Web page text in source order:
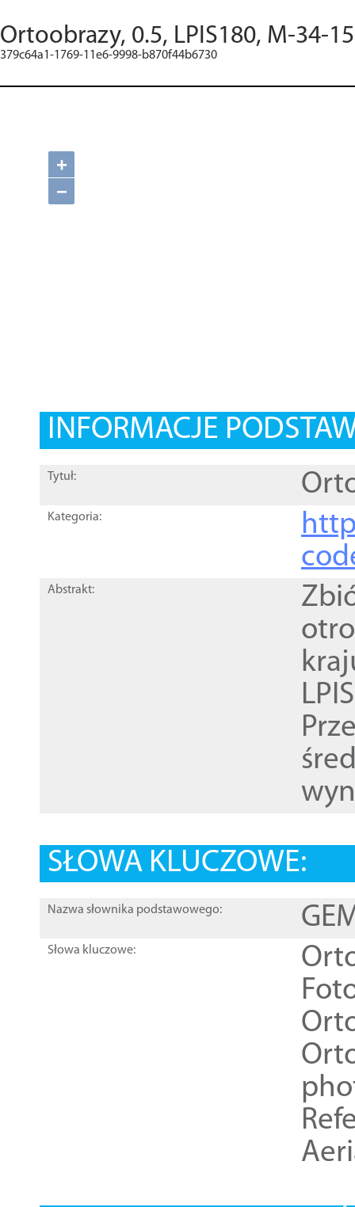
Ortoobrazy, 0.5, LPIS180, M-34-
379c64a1-1769-11e6-9998-b870f44b6730
+
−
INFORMACJE
Tytuł:
Kategoria:
Abstrakt:
SŁOWA KLUCZOWE:
Nazwa słownika podstawowego:
Słowa kluczowe: